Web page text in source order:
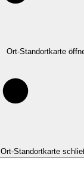
Ort-Standortkarte
Ort-Standortkarte